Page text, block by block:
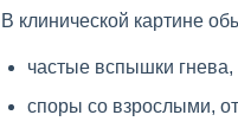
В клинической картине
частые вспышки
споры со взрослыми,